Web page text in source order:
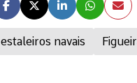
estaleiros navais